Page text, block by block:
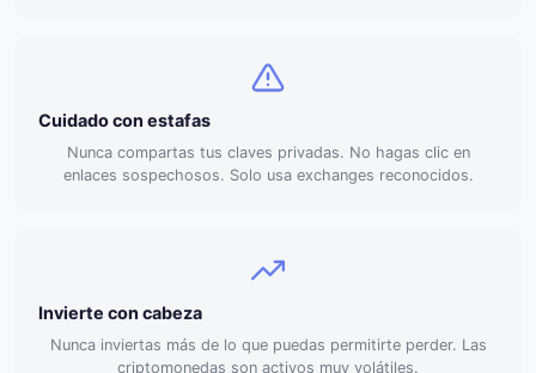
Cuidado con estafas
Nunca compartas tus claves privadas. No hagas clic en
enlaces sospechosos. Solo usa exchanges reconocidos.
Invierte con cabeza
Nunca inviertas más de lo que puedas permitirte perder. Las
criptomonedas son activos muy volátiles.